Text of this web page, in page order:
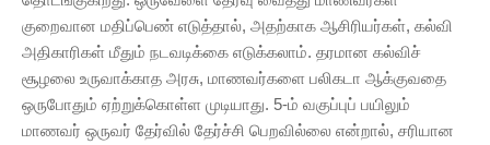
குறைவான மதிப்பெண் எடுத்தால், அதற்காக ஆசிரியர்கள், கல்வி
அதிகாரிகள் மீதும் நடவடிக்கை எடுக்கலாம். தரமான கல்விச்
சூழலை உருவாக்காத அரசு, மாணவர்களை பலிகடா ஆக்குவதை
ஒருபோதும் ஏற்றுக்கொள்ள முடியாது. 5-ம் வகுப்புப் பயிலும்
மாணவர் ஒருவர் தேர்வில் தேர்ச்சி பெறவில்லை என்றால், சரியான